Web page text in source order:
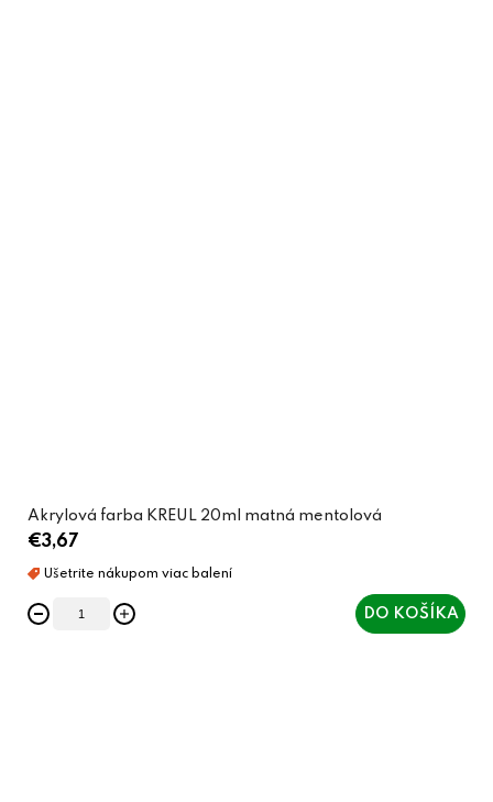
Akrylová farba KREUL 20ml matná mentolová
€3,67
DO KOŠÍKA